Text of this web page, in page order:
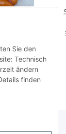
1 kg
Sie den
Technisch
ändern
finden